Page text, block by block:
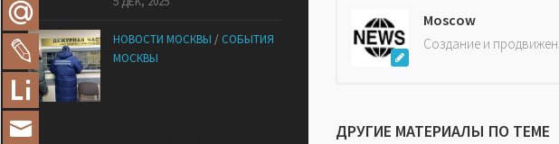
Moscow
Создание и
ДРУГИЕ МАТЕРИАЛЫ ПО ТЕМЕ
НОВОСТИ МОСКВЫ / СОБЫТИЯ
МОСКВЫ